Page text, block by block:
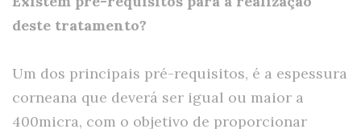
deste tratamento?
Um dos principais pré-requisitos, é a espessura
corneana que deverá ser igual ou maior a
400micra, com o objetivo de proporcionar